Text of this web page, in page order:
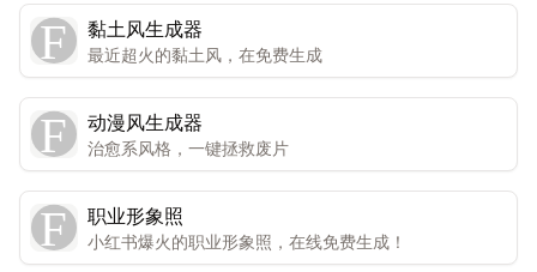
黏土风生成器
最近超火的黏土风，在免费生成
动漫风生成器
治愈系风格，一键拯救废片
职业形象照
小红书爆火的职业形象照，在线免费生成！